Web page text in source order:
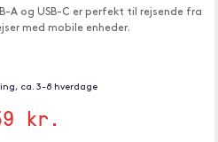
A og USB-C er perfekt til rejsende fra
med mobile enheder.
ca. 3-8 hverdage
kr.